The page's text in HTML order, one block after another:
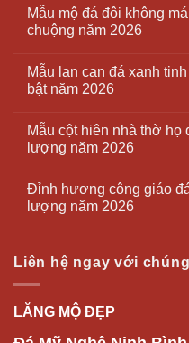
Mẫu mộ đá đôi không
chuộng năm 2026
Mẫu lan can đá xanh
bật năm 2026
Mẫu cột hiên nhà thờ họ
lượng năm 2026
Đỉnh hương công giáo
lượng năm 2026
Liên hệ ngay với
LĂNG MỘ ĐẸP